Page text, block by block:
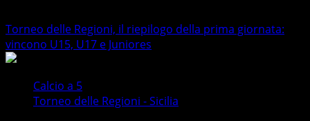
è
vicecampione
Torneo delle Regioni, il riepilogo della prima giornata:
vincono U15, U17 e Juniores
Calcio a 5
Torneo delle Regioni - Sicilia